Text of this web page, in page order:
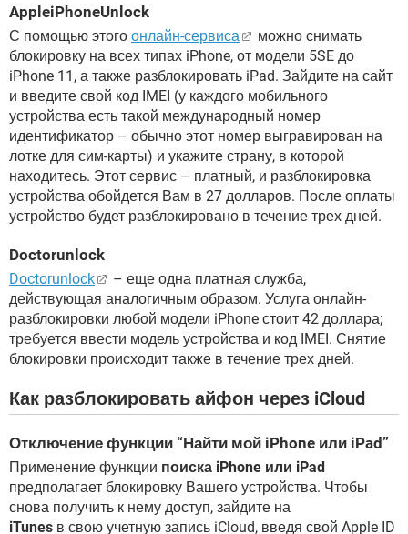
AppleiPhoneUnlock
С помощью этого онлайн-сервиса
можно снимать
блокировку на всех типах iPhone, от модели 5SE до
iPhone 11, а также разблокировать iPad. Зайдите на сайт
и введите свой код IMEI (у каждого мобильного
устройства есть такой международный номер
идентификатор – обычно этот номер выгравирован на
лотке для сим-карты) и укажите страну, в которой
находитесь. Этот сервис – платный, и разблокировка
устройства обойдется Вам в 27 долларов. После оплаты
устройство будет разблокировано в течение трех дней.
Doctorunlock
Doctorunlock
– еще одна платная служба,
действующая аналогичным образом. Услуга онлайн-
разблокировки любой модели iPhone стоит 42 доллара;
требуется ввести модель устройства и код IMEI. Снятие
блокировки происходит также в течение трех дней.
Как разблокировать айфон через iCloud
Отключение функции “Найти мой iPhone или iPad”
Применение функции поиска iPhone или iPad
предполагает блокировку Вашего устройства. Чтобы
снова получить к нему доступ, зайдите на
iTunes в свою учетную запись iCloud, введя свой Apple ID